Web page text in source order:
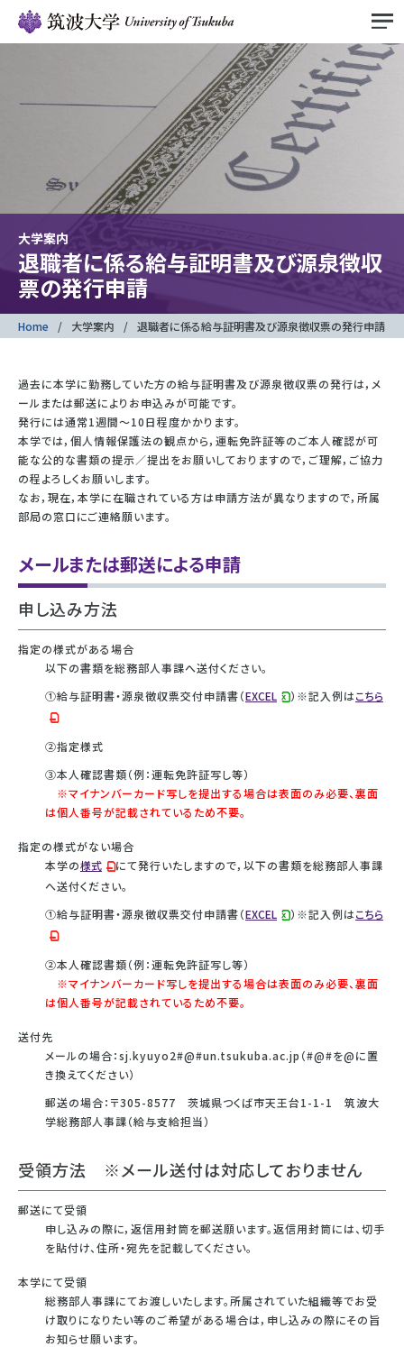
大学案内
退職者に係る給与証明書及び源泉徴収
票の発行申請
Home 大学案内 退職者に係る給与証明書及び源泉徴収票の発行申請
過去に本学に勤務していた方の給与証明書及び源泉徴収票の発行は，メ
ールまたは郵送によりお申込みが可能です。
発行には通常1週間～10日程度かかります。
本学では，個人情報保護法の観点から，運転免許証等のご本人確認が可
能な公的な書類の提示／提出をお願いしておりますので，ご理解，ご協力
の程よろしくお願いします。
なお，現在，本学に在職されている方は申請方法が異なりますので，所属
部局の窓口にご連絡願います。
メールまたは郵送による申請
申し込み方法
指定の様式がある場合
以下の書類を総務部人事課へ送付ください。
①給与証明書・源泉徴収票交付申請書（EXCEL ）※記入例はこちら
②指定様式
③本人確認書類（例：運転免許証写し等）
※マイナンバーカード写しを提出する場合は表面のみ必要、裏面
は個人番号が記載されているため不要。
指定の様式がない場合
本学の様式
にて発行いたしますので，以下の書類を総務部人事課
へ送付ください。
①給与証明書・源泉徴収票交付申請書（EXCEL ）※記入例はこちら
②本人確認書類（例：運転免許証写し等）
※マイナンバーカード写しを提出する場合は表面のみ必要、裏面
は個人番号が記載されているため不要。
送付先
メールの場合：sj.kyuyo2#@#un.tsukuba.ac.jp（#@#を@に置
き換えてください）
郵送の場合：〒305-8577 茨城県つくば市天王台1-1-1 筑波大
学総務部人事課（給与支給担当）
受領方法 ※メール送付は対応しておりません
郵送にて受領
申し込みの際に，返信用封筒を郵送願います。返信用封筒には、切手
を貼付け、住所・宛先を記載してください。
本学にて受領
総務部人事課にてお渡しいたします。所属されていた組織等でお受
け取りになりたい等のご希望がある場合は，申し込みの際にその旨
お知らせ願います。